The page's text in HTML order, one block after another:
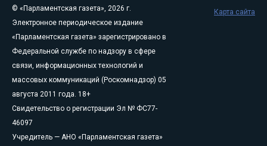
© «Парламентская газета», 2026 г.
Электронное периодическое издание
«Парламентская газета» зарегистрировано в
Федеральной службе по надзору в сфере
связи, информационных технологий и
массовых коммуникаций (Роскомнадзор) 05
августа 2011 года. 18+
Свидетельство о регистрации Эл № ФС77-
46097
Учредитель — АНО «Парламентская газета»
Карта сайта